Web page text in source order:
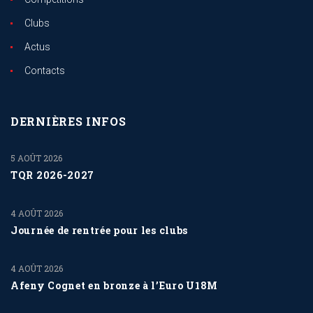
Clubs
Actus
Contacts
DERNIÈRES INFOS
TQR 2026-2027
5 AOÛT 2026
Journée de rentrée pour les clubs
4 AOÛT 2026
Afeny Cognet en bronze à l’Euro U18M
4 AOÛT 2026